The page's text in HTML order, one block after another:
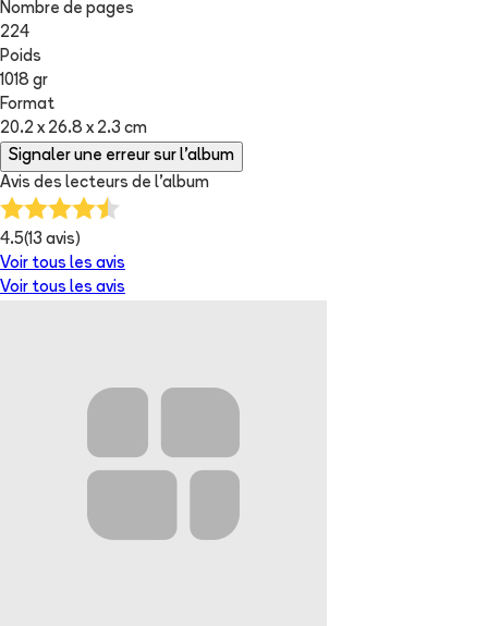
Nombre de pages
224
Poids
1018 gr
Format
20.2 x 26.8 x 2.3 cm
Signaler une erreur sur l'album
Avis des lecteurs de l'album
4.5(13 avis)
Voir tous les avis
Voir tous les avis